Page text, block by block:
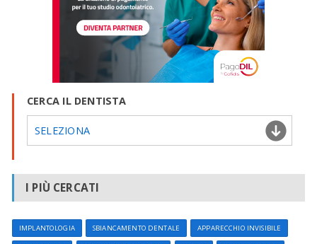
CERCA IL DENTISTA
SELEZIONA
I PIÙ CERCATI
IMPLANTOLOGIA SBIANCAMENTO DENTALE APPARECCHIO INVISIBILE